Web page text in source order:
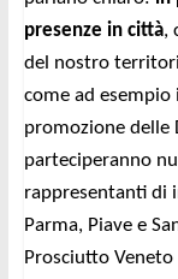
presenze in città,
del nostro
come ad esempio
promozione delle
parteciperanno
rappresentanti di
Parma, Piave e
Prosciutto